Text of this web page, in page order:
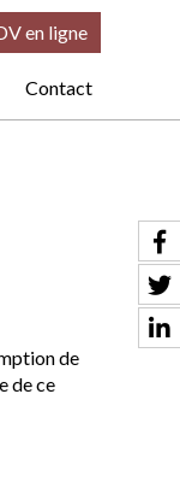
Contact
en ligne
de
de ce